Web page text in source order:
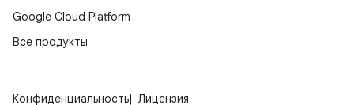
Google Cloud Platform
Все продукты
Конфиденциальность
Лицензия